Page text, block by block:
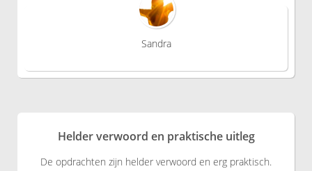
Sandra
Helder verwoord en praktische uitleg
De opdrachten zijn helder verwoord en erg praktisch.